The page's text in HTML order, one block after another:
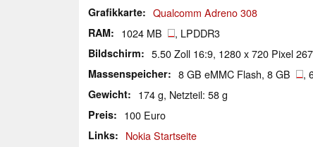
Grafikkarte Qualcomm Adreno 308
RAM 1024 MB , LPDDR3
Bildschirm 5.50 Zoll 16:9, 1280 x 720 Pixel
Massenspeicher 8 GB eMMC Flash, 8 GB ,
Gewicht 174 g, Netzteil: 58 g
Preis 100 Euro
Links Nokia Startseite